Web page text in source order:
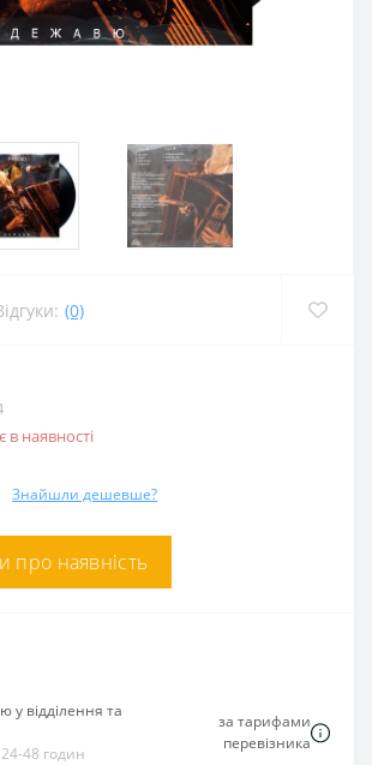
(0)
в наявності
Знайшли дешевше?
про наявність
відділення та
48 годин
за тарифами
перевізника